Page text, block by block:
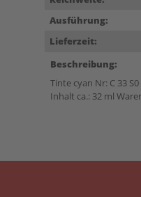
Ausführung:
Lieferzeit:
Beschreibung:
Tinte cyan Nr: C 33 S0
Inhalt ca.: 32 ml